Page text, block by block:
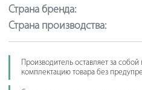
Страна бренда:
Страна производства:
Производитель оставляет за
комплектацию товара без